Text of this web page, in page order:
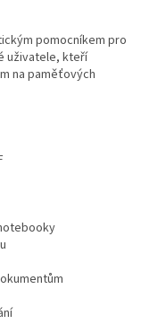
pomocníkem pro
uživatele, kteří
na paměťových